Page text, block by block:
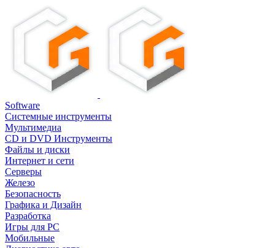
Software
Системные инструменты
Мультимедиа
CD и DVD Инструменты
Файлы и диски
Интернет и сети
Серверы
Железо
Безопасность
Графика и Дизайн
Разработка
Игры для PC
Мобильные